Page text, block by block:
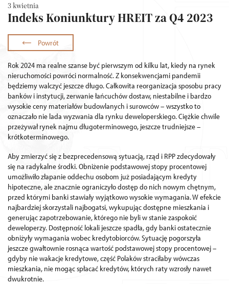
3 kwietnia
Indeks Koniunktury HREIT za Q4 2023
Powrót
Rok 2024 ma realne szanse być pierwszym od kilku lat, kiedy na rynek
nieruchomości powróci normalność. Z konsekwencjami pandemii
będziemy walczyć jeszcze długo. Całkowita reorganizacja sposobu pracy
banków i instytucji, zerwanie łańcuchów dostaw, niestabilne i bardzo
wysokie ceny materiałów budowlanych i surowców – wszystko to
oznaczało nie lada wyzwania dla rynku deweloperskiego. Ciężkie chwile
przeżywał rynek najmu długoterminowego, jeszcze trudniejsze –
krótkoterminowego.
Aby zmierzyć się z bezprecedensową sytuacją, rząd i RPP zdecydowały
się na radykalne środki. Obniżenie podstawowej stopy procentowej
umożliwiło złapanie oddechu osobom już posiadającym kredyty
hipoteczne, ale znacznie ograniczyło dostęp do nich nowym chętnym,
przed którymi banki stawiały wyjątkowo wysokie wymagania. W efekcie
najbardziej skorzystali najbogatsi, wykupując dostępne mieszkania i
generując zapotrzebowanie, którego nie byli w stanie zaspokoić
deweloperzy. Dostępność lokali jeszcze spadła, gdy banki ostatecznie
obniżyły wymagania wobec kredytobiorców. Sytuację pogorszyła
jeszcze gwałtownie rosnąca wartość podstawowej stopy procentowej –
gdyby nie wakacje kredytowe, część Polaków straciłaby wówczas
mieszkania, nie mogąc spłacać kredytów, których raty wzrosły nawet
dwukrotnie.